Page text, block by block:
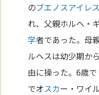
のブエノスアイレス
れ、父親ホルヘ・
学者であった。母
ルヘスは幼少期から
由に操った。6歳
でオスカー・ワイ